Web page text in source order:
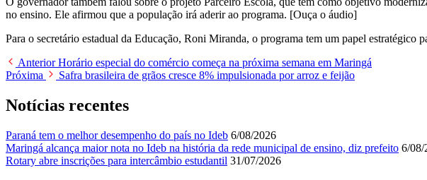
no ensino. Ele afirmou que a população irá aderir ao programa. [Ouça o áudio]
Para o secretário estadual da Educação, Roni Miranda, o programa tem um papel estratégico
AnteriorHorário especial do comércio começa na próxima semana em Maringá
Próxima
Safra brasileira de grãos cresce 8% impulsionada por arroz e feijão
Notícias recentes
Paraná tem o melhor desempenho do país no Ideb 6/08/2026
Maringá alcança maior nota no Ideb na história da rede municipal de ensino, diz prefeito 6/08/
Rotary abre inscrições para intercâmbio estudantil 31/07/2026